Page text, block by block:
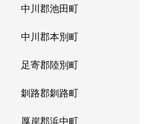
中川郡池田町
中川郡本別町
足寄郡陸別町
釧路郡釧路町
厚岸郡浜中町